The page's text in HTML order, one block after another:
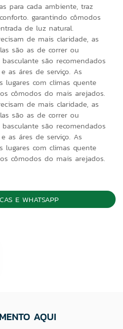
para cada ambiente, traz
garantindo cômodos
de luz natural.
de mais claridade, as
são as de correr ou
são recomendados
as áres de serviço. As
lugares com climas quente
cômodos do mais arejados.
de mais claridade, as
são as de correr ou
são recomendados
as áres de serviço. As
lugares com climas quente
cômodos do mais arejados.
E WHATSAPP
AQUI